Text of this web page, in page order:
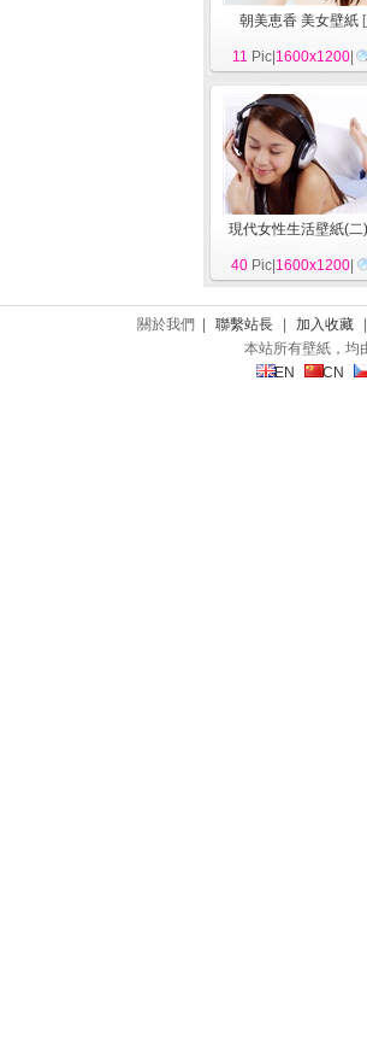
朝美恵香 美女壁紙 [
11 Pic| 1600x1200
現代女性生活壁紙(二
40 Pic| 1600x1200
關於我們 | 聯繫站長 加入收藏
本站所有壁紙，均
EN
CN